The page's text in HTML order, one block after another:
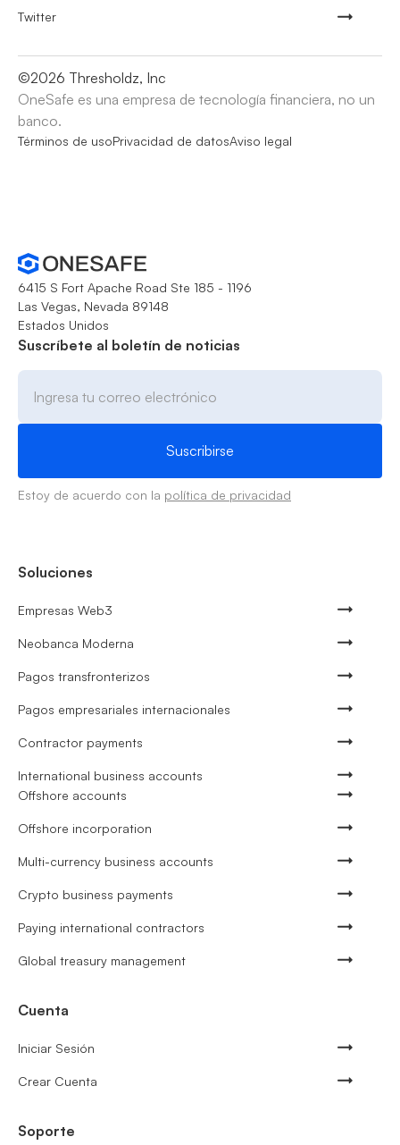
Twitter
©2026 Thresholdz, Inc
OneSafe es una empresa de tecnología financiera, no un
banco.
Términos de usoPrivacidad de datosAviso legal
6415 S Fort Apache Road Ste 185 - 1196
Las Vegas, Nevada 89148
Estados Unidos
Suscríbete al boletín de noticias
Estoy de acuerdo con la política de privacidad
Soluciones
Empresas Web3
Neobanca Moderna
Pagos transfronterizos
Pagos empresariales internacionales
Contractor payments
International business accounts
Offshore accounts
Offshore incorporation
Multi-currency business accounts
Crypto business payments
Paying international contractors
Global treasury management
Cuenta
Iniciar Sesión
Crear Cuenta
Soporte